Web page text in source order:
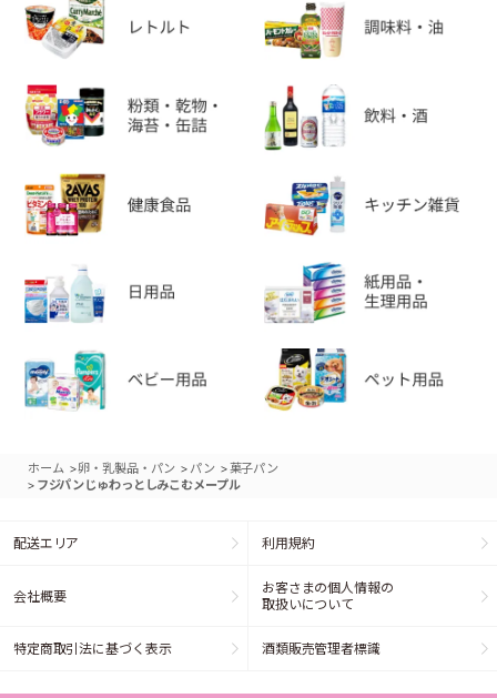
ホーム >卵・乳製品・パン > パン >菓子パン
> フジパンじゅわっとしみこむメープル
配送エリア 利用規約
会社概要
お客さまの個人情報の
取扱いについて
特定商取引法に基づく表示 酒類販売管理者標識